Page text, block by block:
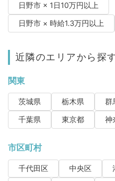
日野市 × 1日10万円以上
日野市 × 時給1.3万円以上
近隣のエリアから探
関東
茨城県 栃木県 群
千葉県
東京都 神
市区町村
千代田区 中央区